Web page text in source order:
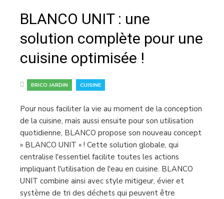
BLANCO UNIT : une
solution complète pour une
cuisine optimisée !
BRICO JARDIN CUISINE
Pour nous faciliter la vie au moment de la conception
de la cuisine, mais aussi ensuite pour son utilisation
quotidienne, BLANCO propose son nouveau concept
» BLANCO UNIT « ! Cette solution globale, qui
centralise l'essentiel facilite toutes les actions
impliquant l'utilisation de l'eau en cuisine. BLANCO
UNIT combine ainsi avec style mitigeur, évier et
système de tri des déchets qui peuvent être